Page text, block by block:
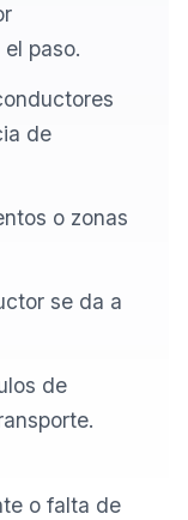
paso.
de
o zonas
se da a
de
o falta de